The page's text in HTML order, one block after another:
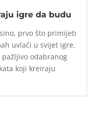
igre da budu
prvo što primijeti
uvlači u svijet igre.
pažljivo odabranog
koji kreiraju